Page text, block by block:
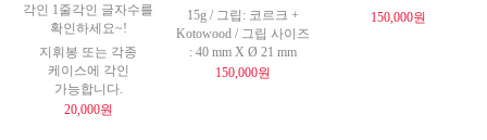
각인 1줄각인 글자수를
확인하세요~!
지휘봉 또는 각종
케이스에 각인
가능합니다.
20,000원
15g / 그립: 코르크 +
Kotowood / 그립 사이즈
: 40 mm X Ø 21 mm
150,000원
150,000원